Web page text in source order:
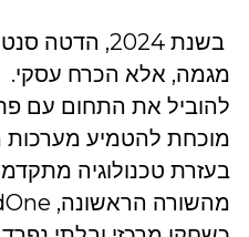
בשנת 2024,
להוביל את התחום עם
מוכחת להטמיע מערכות
בעזרת טכנולוגיה